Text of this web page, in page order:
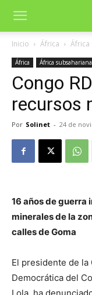
Inicio África África
África África subsahariana
Congo
recursos
Por Solinet - 24 de
16 años de guerra
minerales de la
calles de Goma
El presidente de la
Democrática del